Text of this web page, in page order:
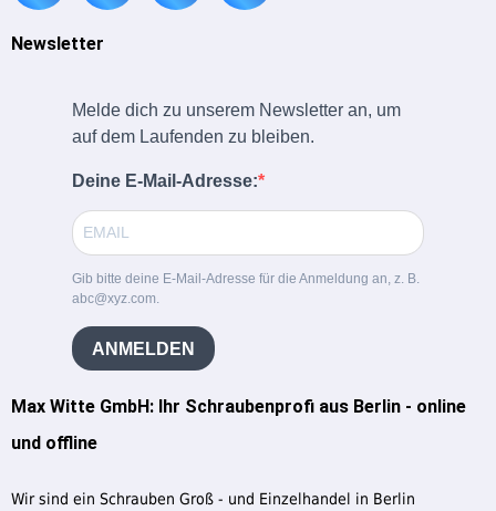
Max Witte GmbH: Ihr Schraubenprofi aus Berlin - online
und offline
Wir sind ein Schrauben Groß - und Einzelhandel in Berlin
Newsletter
Melde dich zu unserem Newsletter an, um
auf dem Laufenden zu bleiben.
Deine E-Mail-Adresse:
Gib bitte deine E-Mail-Adresse für die Anmeldung an, z. B.
abc@xyz.com.
ANMELDEN